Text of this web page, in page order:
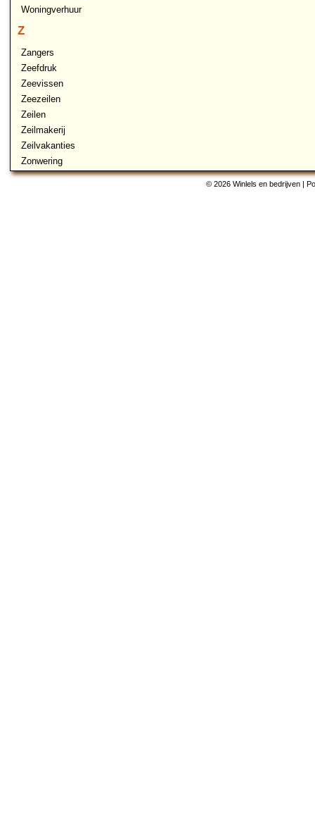
Woningverhuur
Z
Zangers
Zeefdruk
Zeevissen
Zeezeilen
Zeilen
Zeilmakerij
Zeilvakanties
Zonwering
© 2026 Winlels en bedrijven |